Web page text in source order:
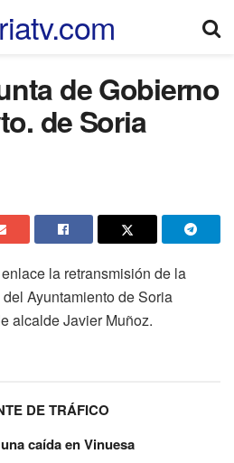
de Gobierno
de Soria
la retransmisión de la
Ayuntamiento de Soria
alcalde Javier Muñoz.
DE TRÁFICO
caída en Vinuesa